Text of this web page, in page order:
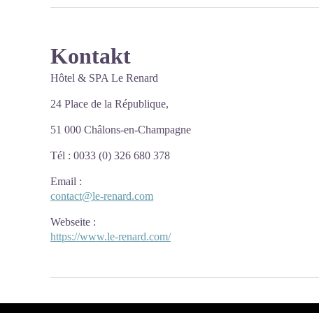
Kontakt
Hôtel & SPA Le Renard
24 Place de la République,
51 000 Châlons-en-Champagne
Tél : 0033 (0) 326 680 378
Email :
contact@le-renard.com
Webseite :
https://www.le-renard.com/